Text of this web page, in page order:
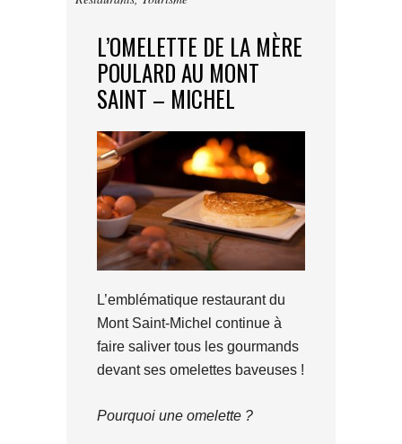
L’OMELETTE DE LA MÈRE
POULARD AU MONT
SAINT – MICHEL
L’emblématique restaurant du
Mont Saint-Michel continue à
faire saliver tous les gourmands
devant ses omelettes baveuses !
Pourquoi une omelette ?